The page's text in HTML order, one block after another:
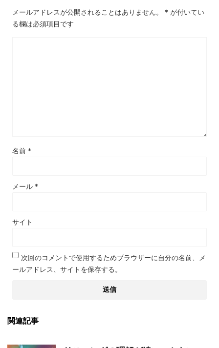
メールアドレスが公開されることはありません。 * が付いてい
る欄は必須項目です
名前 *
メール *
サイト
次回のコメントで使用するためブラウザーに自分の名前、メ
ールアドレス、サイトを保存する。
関連記事